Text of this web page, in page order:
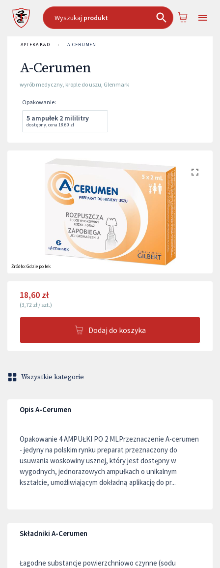
Wyszukaj produkt
APTEKA K&D › A-CERUMEN
A-Cerumen
wyrób medyczny, krople do uszu, Glenmark
Opakowanie:
5 ampułek 2 mililitry
dostępny,cena 18,60 zł
Źródło:Gdzie po lek
18,60 zł
(3,72 zł / szt.)
Dodaj do koszyka
Wszystkie kategorie
Opis A-Cerumen
Opakowanie 4 AMPUŁKI PO 2 MLPrzeznaczenie A-cerumen
- jedyny na polskim rynku preparat przeznaczony do
usuwania woskowiny usznej, który jest dostępny w
wygodnych, jednorazowych ampułkach o unikalnym
kształcie, umożliwiającym dokładną aplikację do pr...
Składniki A-Cerumen
Łagodne substancje powierzchniowo czynne (sodu